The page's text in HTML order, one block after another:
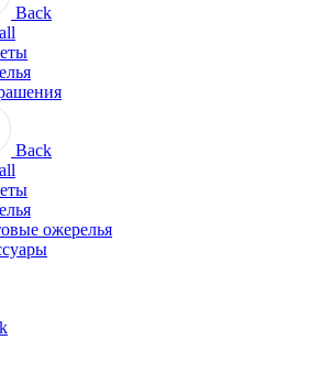
Back
Back
ожерелья